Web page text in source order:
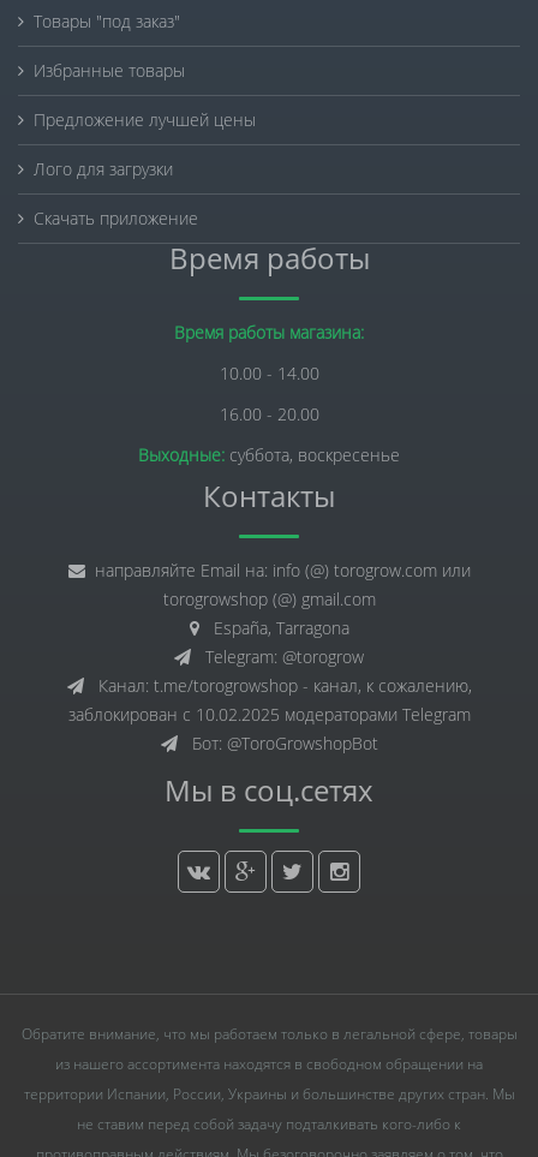
Товары "под заказ"
Избранные товары
Предложение лучшей цены
Лого для загрузки
Скачать приложение
Время работы
Время работы магазина:
10.00 - 14.00
16.00 - 20.00
Выходные: суббота, воскресенье
Контакты
направляйте Email на: info (@) torogrow.com или
torogrowshop (@) gmail.com
España, Tarragona
Telegram: @torogrow
Канал: t.me/torogrowshop - канал, к сожалению,
заблокирован с 10.02.2025 модераторами Telegram
Бот: @ToroGrowshopBot
Мы в соц.сетях
Обратите внимание, что мы работаем только в легальной сфере, товары
из нашего ассортимента находятся в свободном обращении на
территории Испании, России, Украины и большинстве других стран. Мы
не ставим перед собой задачу подталкивать кого-либо к